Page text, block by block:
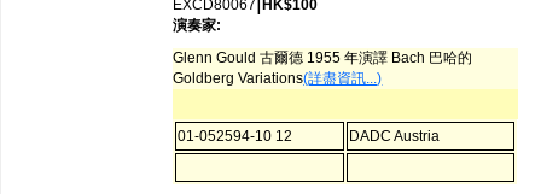
EXCD80067 HK$100
演奏家:
Glenn Gould 古爾德 1955 年演譯 Bach 巴哈的
Goldberg Variations(詳盡資訊...)
01-052594-10 12 DADC Austria